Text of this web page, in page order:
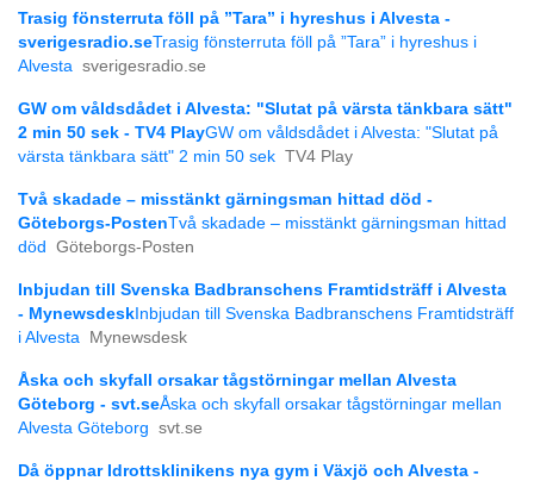
Trasig fönsterruta föll på ”Tara” i hyreshus i Alvesta -
sverigesradio.seTrasig fönsterruta föll på ”Tara” i hyreshus i
Alvesta sverigesradio.se
GW om våldsdådet i Alvesta: "Slutat på värsta tänkbara sätt"
2 min 50 sek - TV4 PlayGW om våldsdådet i Alvesta: "Slutat på
värsta tänkbara sätt" 2 min 50 sek TV4 Play
Två skadade – misstänkt gärningsman hittad död -
Göteborgs-PostenTvå skadade – misstänkt gärningsman hittad
död
Göteborgs-Posten
Inbjudan till Svenska Badbranschens Framtidsträff i Alvesta
- Mynewsdesk Inbjudan till Svenska Badbranschens Framtidsträff
i Alvesta
Mynewsdesk
Åska och skyfall orsakar tågstörningar mellan Alvesta
Göteborg - svt.seÅska och skyfall orsakar tågstörningar mellan
Alvesta Göteborg svt.se
Då öppnar Idrottsklinikens nya gym i Växjö och Alvesta -